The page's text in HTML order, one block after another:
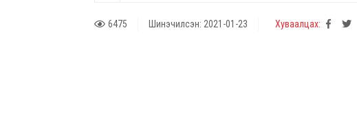
6475 Шинэчилсэн: 2021-01-23 Хуваалцах: